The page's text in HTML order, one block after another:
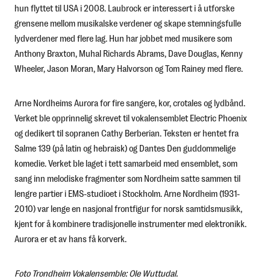
hun flyttet til USA i 2008. Laubrock er interessert i å utforske
grensene mellom musikalske verdener og skape stemningsfulle
lydverdener med flere lag. Hun har jobbet med musikere som
Anthony Braxton, Muhal Richards Abrams, Dave Douglas, Kenny
Wheeler, Jason Moran, Mary Halvorson og Tom Rainey med flere.
Arne NordheimsAurorafor fire sangere, kor, crotales og lydbånd.
Verket ble opprinnelig skrevet til vokalensemblet Electric Phoenix
og dedikert til sopranen Cathy Berberian. Teksten er hentet fra
Salme 139 (på latin og hebraisk) og Dantes Den guddommelige
komedie. Verket ble laget i tett samarbeid med ensemblet, som
sang inn melodiske fragmenter som Nordheim satte sammen til
lengre partier i EMS-studioet i Stockholm. Arne Nordheim (1931-
2010) var lenge en nasjonal frontfigur for norsk samtidsmusikk,
kjent for å kombinere tradisjonelle instrumenter med elektronikk.
Auroraer et av hans få korverk.
Foto Trondheim Vokalensemble: Ole Wuttudal.